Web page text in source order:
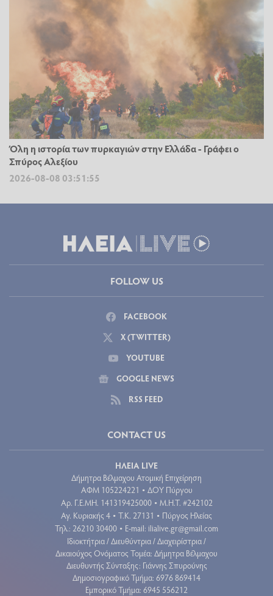
Όλη η ιστορία των πυρκαγιών στην Ελλάδα - Γράφει ο
Σπύρος Αλεξίου
2026-08-08 03:51:55
FOLLOW US
FACEBOOK
X (TWITTER)
YOUTUBE
GOOGLE NEWS
RSS FEED
CONTACT US
ΗΛΕΙΑ LIVE
Δήμητρα Βέλμαχου Ατομική Επιχείρηση
ΑΦΜ 105224221 • ΔΟΥ Πύργου
Aρ. Γ.Ε.ΜΗ. 141319425000 • Μ.Η.Τ. #242102
Αγ. Κυριακής 4 • Τ.Κ. 27131 • Πύργος Ηλείας
Τηλ.: 26210 30400 • E-mail: ilialive.gr@gmail.com
Ιδιοκτήτρια / Διευθύντρια / Διαχειρίστρια /
Δικαιούχος Ονόματος Τομέα: Δήμητρα Βέλμαχου
Διευθυντής Σύνταξης: Γιάννης Σπυρούνης
Δημοσιογραφικό Τμήμα: 6976 869414
Εμπορικό Τμήμα: 6945 556212